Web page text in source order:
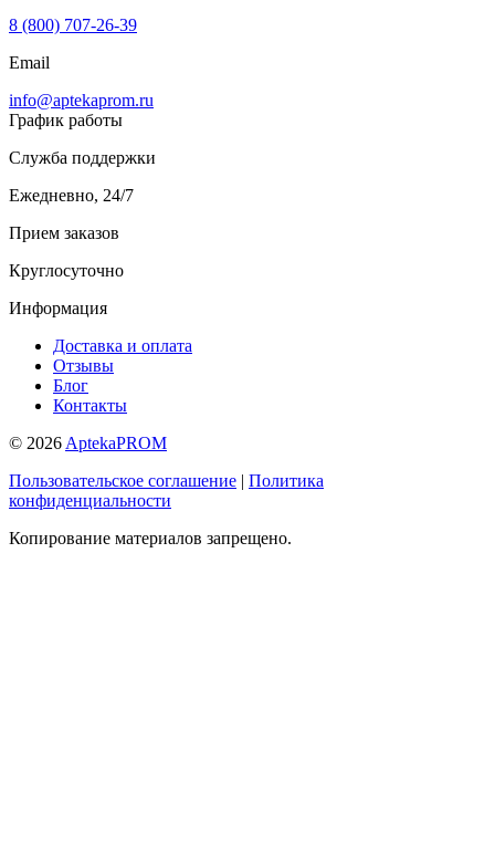
8 (800) 707-26-39
Email
info@aptekaprom.ru
График работы
Служба поддержки
Ежедневно, 24/7
Прием заказов
Круглосуточно
Информация
Доставка и оплата
Отзывы
Блог
Контакты
© 2026 AptekaPROM
Пользовательское соглашение | Политика
конфиденциальности
Копирование материалов запрещено.